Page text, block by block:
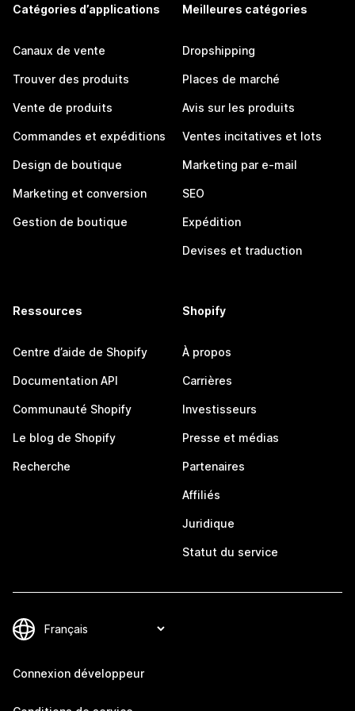
Catégories d’applications
Canaux de vente
Trouver des produits
Vente de produits
Commandes et expéditions
Design de boutique
Marketing et conversion
Gestion de boutique
Meilleures catégories
Dropshipping
Places de marché
Avis sur les produits
Ventes incitatives et lots
Marketing par e-mail
SEO
Expédition
Devises et traduction
Ressources
Centre d’aide de Shopify
Documentation API
Communauté Shopify
Le blog de Shopify
Recherche
Shopify
À propos
Carrières
Investisseurs
Presse et médias
Partenaires
Affiliés
Juridique
Statut du service
Connexion développeur